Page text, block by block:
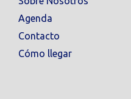
Agenda
Contacto
Cómo llegar